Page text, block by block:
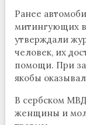
Ранее
митингующих
утверждали
человек, их
помощи. При
якобы
В сербском
женщины и